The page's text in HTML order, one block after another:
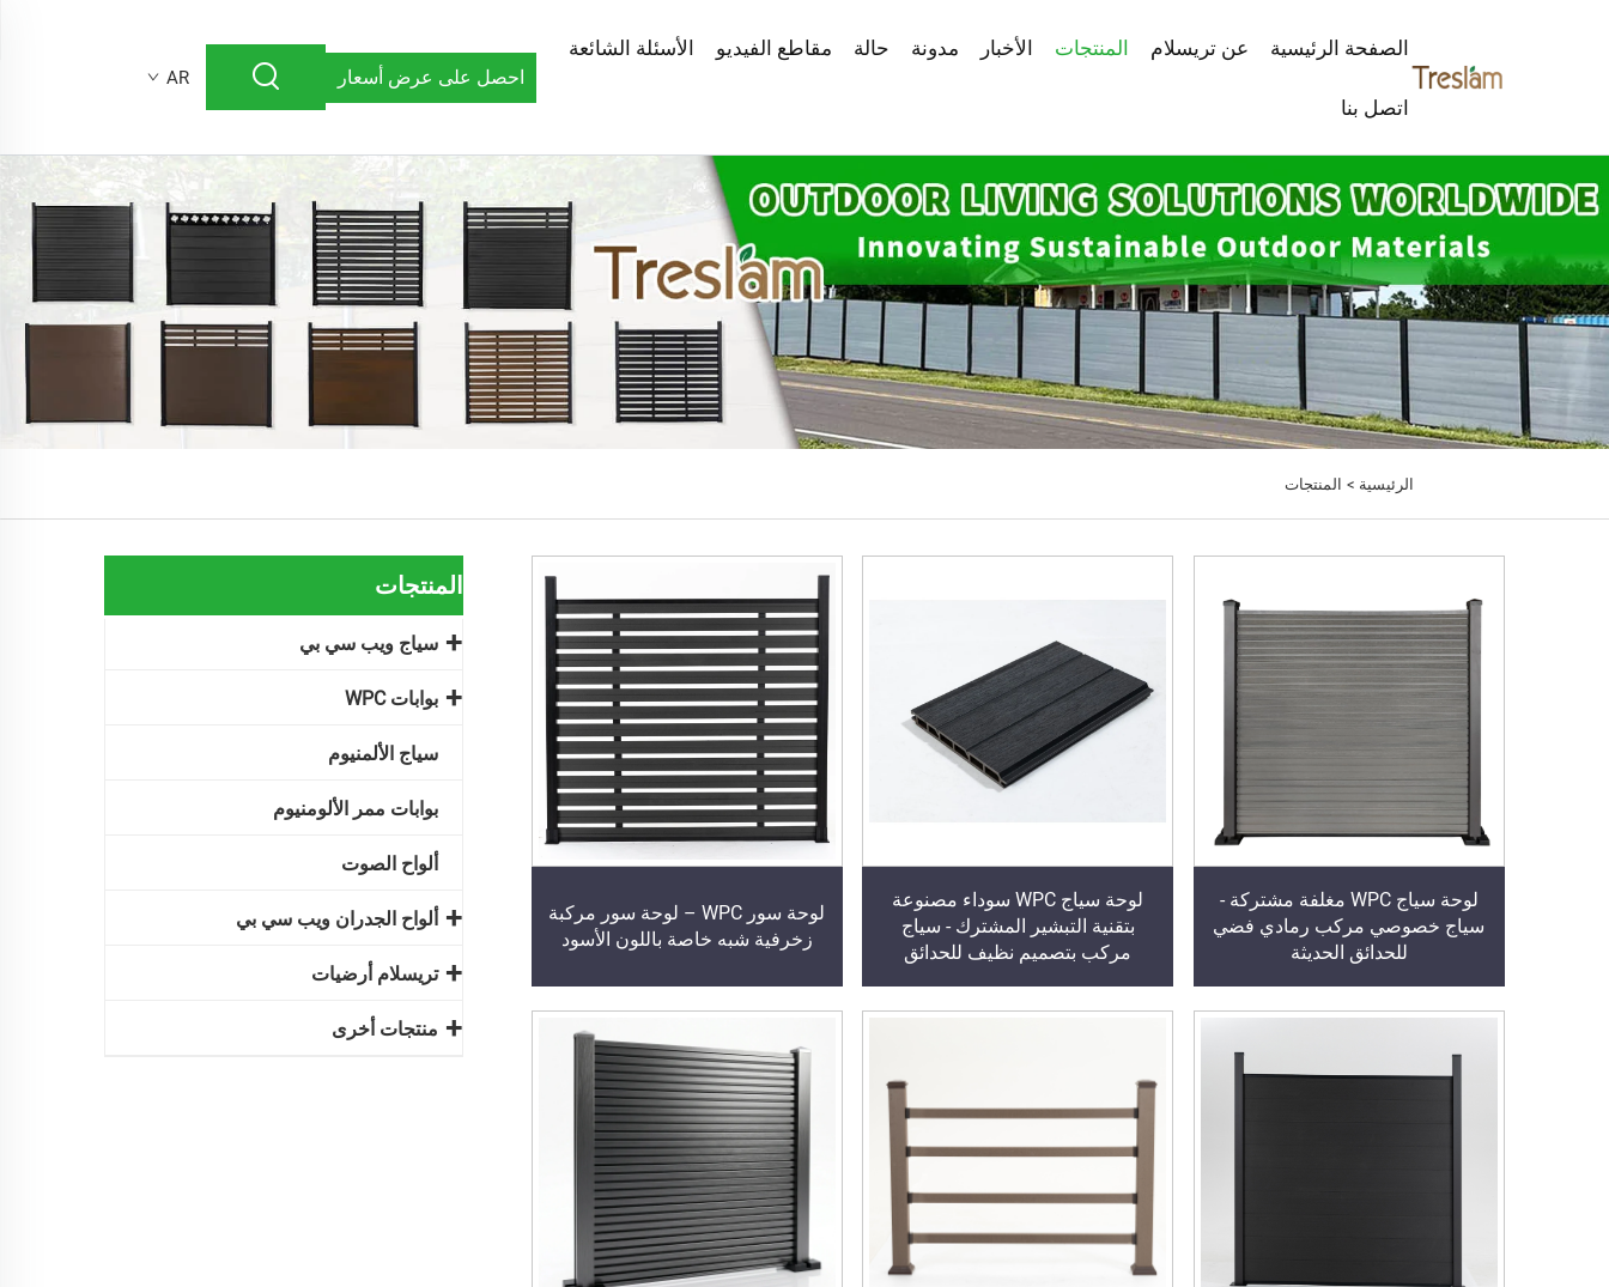
الصفحة الرئيسية عن تريسلام المنتجات الأخبار مدونة حالة مقاطع الفيديو الأسئلة الشائعة
اتصل بنا
احصل على عرض أسعار AR
الرئيسية > المنتجات
المنتجات
سياج ويب سي بي
بوابات WPC
سياج الألمنيوم
بوابات ممر الألومنيوم
ألواح الصوت
ألواح الجدران ويب سي بي
تريسلام أرضيات
منتجات أخرى
لوحة سياج WPC مغلفة مشتركة -
سياج خصوصي مركب رمادي فضي
للحدائق الحديثة
لوحة سياج WPC سوداء مصنوعة
بتقنية التبشير المشترك - سياج
مركب بتصميم نظيف للحدائق
لوحة سور WPC – لوحة سور مركبة
زخرفية شبه خاصة باللون الأسود